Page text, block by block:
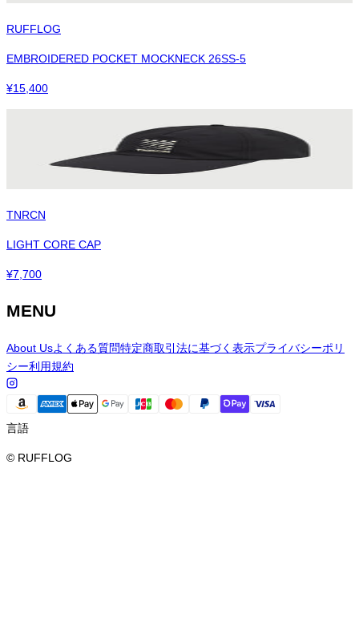
RUFFLOG
EMBROIDERED POCKET MOCKNECK 26SS-5
¥15,400
TNRCN
LIGHT CORE CAP
¥7,700
MENU
About Usよくある質問特定商取引法に基づく表示プライバシーポリ
シー利用規約
言語
© RUFFLOG